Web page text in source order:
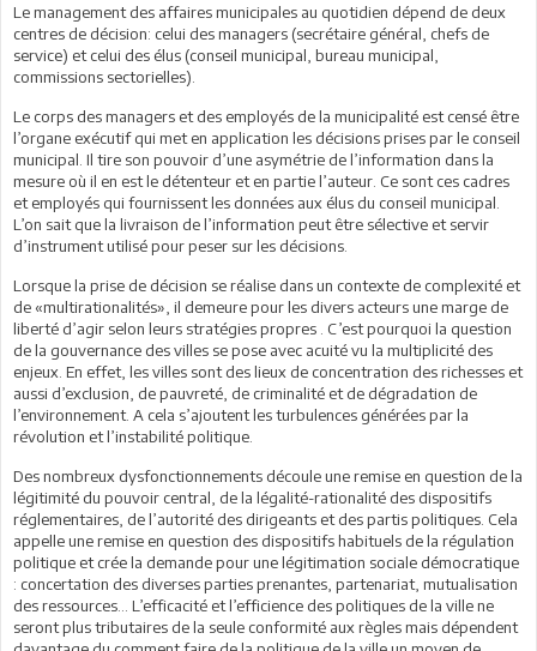
Le management des affaires municipales au quotidien dépend de deux
centres de décision: celui des managers (secrétaire général, chefs de
service) et celui des élus (conseil municipal, bureau municipal,
commissions sectorielles).
Le corps des managers et des employés de la municipalité est censé être
l’organe exécutif qui met en application les décisions prises par le conseil
municipal. Il tire son pouvoir d’une asymétrie de l’information dans la
mesure où il en est le détenteur et en partie l’auteur. Ce sont ces cadres
et employés qui fournissent les données aux élus du conseil municipal.
L’on sait que la livraison de l’information peut être sélective et servir
d’instrument utilisé pour peser sur les décisions.
Lorsque la prise de décision se réalise dans un contexte de complexité et
de «multirationalités», il demeure pour les divers acteurs une marge de
liberté d’agir selon leurs stratégies propres . C’est pourquoi la question
de la gouvernance des villes se pose avec acuité vu la multiplicité des
enjeux. En effet, les villes sont des lieux de concentration des richesses et
aussi d’exclusion, de pauvreté, de criminalité et de dégradation de
l’environnement. A cela s’ajoutent les turbulences générées par la
révolution et l’instabilité politique.
Des nombreux dysfonctionnements découle une remise en question de la
légitimité du pouvoir central, de la légalité-rationalité des dispositifs
réglementaires, de l’autorité des dirigeants et des partis politiques. Cela
appelle une remise en question des dispositifs habituels de la régulation
politique et crée la demande pour une légitimation sociale démocratique
: concertation des diverses parties prenantes, partenariat, mutualisation
des ressources… L’efficacité et l’efficience des politiques de la ville ne
seront plus tributaires de la seule conformité aux règles mais dépendent